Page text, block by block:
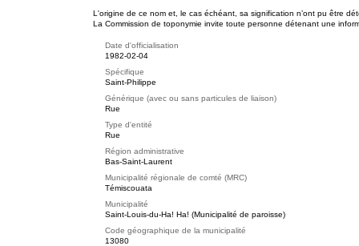
L'origine de ce nom et, le cas échéant, sa signification n’ont pu être
La Commission de toponymie invite toute personne détenant une
Date d'officialisation
1982-02-04
Spécifique
Saint-Philippe
Générique (avec ou sans particules de liaison)
Rue
Type d'entité
Rue
Région administrative
Bas-Saint-Laurent
Municipalité régionale de comté (MRC)
Témiscouata
Municipalité
Saint-Louis-du-Ha! Ha! (Municipalité de paroisse)
Code géographique de la municipalité
13080